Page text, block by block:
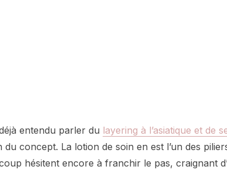
entendu parler du layering à l’asiatique et de
du concept. La lotion de soin en est l’un des
hésitent encore à franchir le pas, craignant